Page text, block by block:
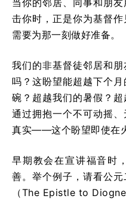
击你时，正是你为基督
需要为那一刻做好准备。
我们的非基督徒邻居和
吗？这盼望能超越下个
碗？超越我们的暑假？
通过拥抱一个不可动摇
真实——这个盼望即使在
早期教会在宣讲福音时
善。举个例子，请看公元
（The Epistle to